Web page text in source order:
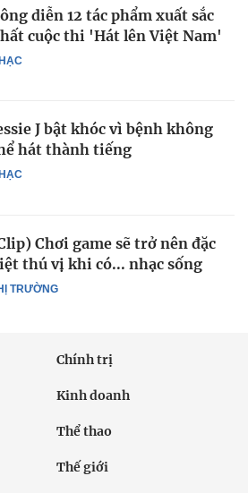
diễn 12 tác phẩm xuất sắc
cuộc thi 'Hát lên Việt Nam'
J bật khóc vì bệnh không
hát thành tiếng
TRƯỜNG
Chơi game sẽ trở nên đặc
thú vị khi có... nhạc sống
Chính trị
Kinh doanh
Thể thao
Thế giới